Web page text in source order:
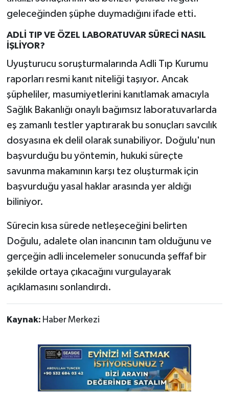
geleceğinden şüphe duymadığını ifade etti.
ADLİ TIP VE ÖZEL LABORATUVAR SÜRECİ NASIL
İŞLİYOR?
Uyuşturucu soruşturmalarında Adli Tıp Kurumu
raporları resmi kanıt niteliği taşıyor. Ancak
şüpheliler, masumiyetlerini kanıtlamak amacıyla
Sağlık Bakanlığı onaylı bağımsız laboratuvarlarda
eş zamanlı testler yaptırarak bu sonuçları savcılık
dosyasına ek delil olarak sunabiliyor. Doğulu'nun
başvurduğu bu yöntemin, hukuki süreçte
savunma makamının karşı tez oluşturmak için
başvurduğu yasal haklar arasında yer aldığı
biliniyor.
Sürecin kısa sürede netleşeceğini belirten
Doğulu, adalete olan inancının tam olduğunu ve
gerçeğin adli incelemeler sonucunda şeffaf bir
şekilde ortaya çıkacağını vurgulayarak
açıklamasını sonlandırdı.
Kaynak: Haber Merkezi